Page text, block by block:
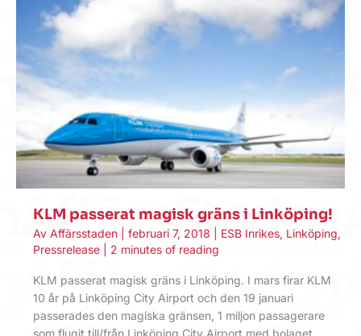
KLM passerat magisk gräns i Linköping!
Av Affärsstaden februari 7, 2018 ESB Inrikes, Linköping,
Pressrelease
2 minutes of reading
KLM passerat magisk gräns i Linköping. I mars firar KLM
10 år på Linköping City Airport och den 19 januari
passerades den magiska gränsen, 1 miljon passagerare
som flugit till/från Linköping City Airport med bolaget.